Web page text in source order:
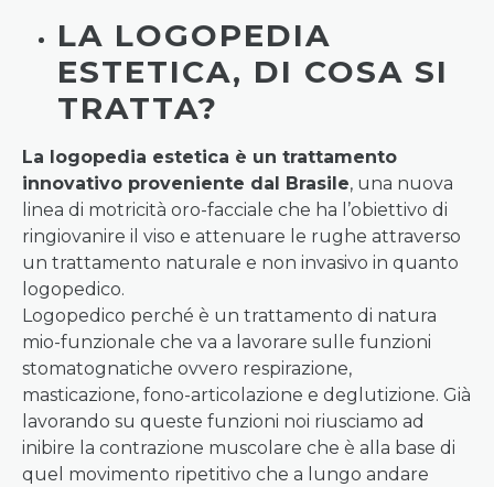
LA LOGOPEDIA
ESTETICA, DI COSA SI
TRATTA?
La logopedia estetica è un trattamento
innovativo proveniente dal Brasile, una nuova
linea di motricità oro-facciale che ha l’obiettivo di
ringiovanire il viso e attenuare le rughe attraverso
un trattamento naturale e non invasivo in quanto
logopedico.
Logopedico perché è un trattamento di natura
mio-funzionale che va a lavorare sulle funzioni
stomatognatiche ovvero respirazione,
masticazione, fono-articolazione e deglutizione. Già
lavorando su queste funzioni noi riusciamo ad
inibire la contrazione muscolare che è alla base di
quel movimento ripetitivo che a lungo andare